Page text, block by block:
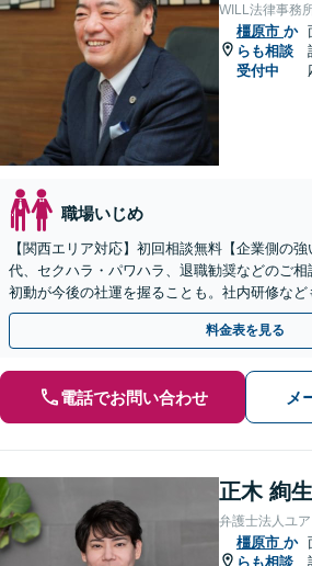
WILL法律事務
橿原市 か
らも相談
受付中
職場いじめ
【関西エリア対応】初回相談無料【企業側の
代、セクハラ・パワハラ、退職勧奨などのご
初動が今後の社運を握ることも。社内研修な
間・休日相談OK】柔軟な連絡体制／WEB面談
料金表を見る
電話でお問い合わせ メ
正木 絢生
弁護士法人ユ
橿原市 か
らも相談